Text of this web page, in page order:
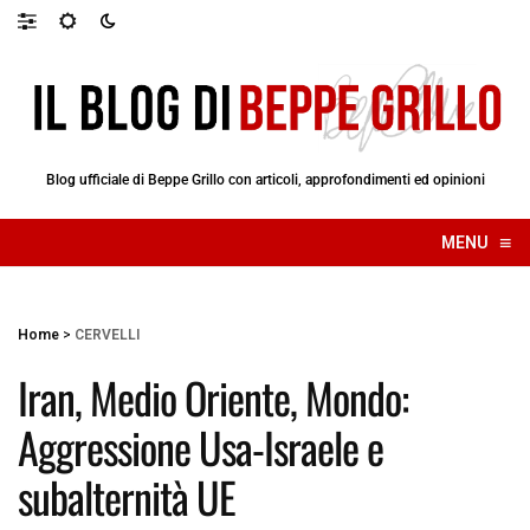
Blog ufficiale di Beppe Grillo con articoli, approfondimenti ed opinioni
MENU ≡
☰
Home > CERVELLI
Iran, Medio Oriente, Mondo:
Aggressione Usa-Israele e
subalternità UE